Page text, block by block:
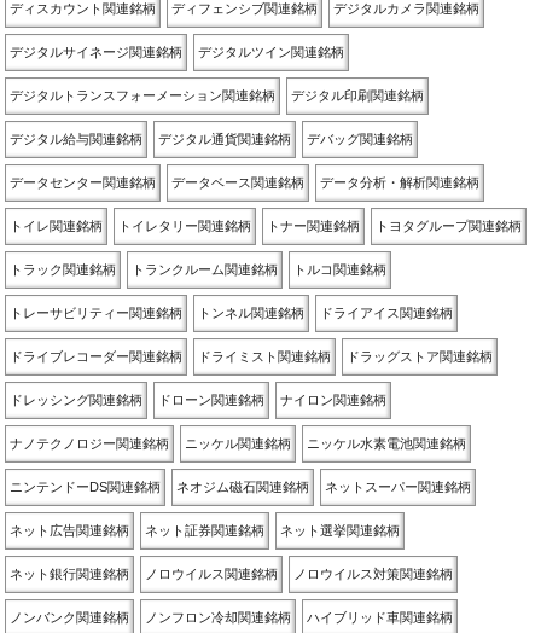
ディスカウント関連銘柄 ディフェンシブ関連銘柄 デジタルカメラ関連銘柄
デジタルサイネージ関連銘柄 デジタルツイン関連銘柄
デジタルトランスフォーメーション関連銘柄 デジタル印刷関連銘柄
デジタル給与関連銘柄 デジタル通貨関連銘柄 デバッグ関連銘柄
データセンター関連銘柄 データベース関連銘柄 データ分析・解析関連銘柄
トイレ関連銘柄 トイレタリー関連銘柄 トナー関連銘柄 トヨタグループ関連銘柄
トラック関連銘柄 トランクルーム関連銘柄 トルコ関連銘柄
トレーサビリティー関連銘柄 トンネル関連銘柄 ドライアイス関連銘柄
ドライブレコーダー関連銘柄 ドライミスト関連銘柄 ドラッグストア関連銘柄
ドレッシング関連銘柄 ドローン関連銘柄 ナイロン関連銘柄
ナノテクノロジー関連銘柄 ニッケル関連銘柄 ニッケル水素電池関連銘柄
ニンテンドーDS関連銘柄 ネオジム磁石関連銘柄 ネットスーパー関連銘柄
ネット広告関連銘柄 ネット証券関連銘柄 ネット選挙関連銘柄
ネット銀行関連銘柄 ノロウイルス関連銘柄 ノロウイルス対策関連銘柄
ノンバンク関連銘柄 ノンフロン冷却関連銘柄 ハイブリッド車関連銘柄